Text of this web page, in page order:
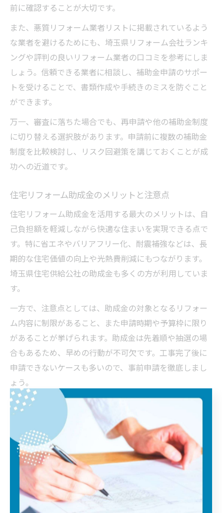
前に確認することが大切です。
また、悪質リフォーム業者リストに掲載されているよう
な業者を避けるためにも、埼玉県リフォーム会社ランキ
ングや評判の良いリフォーム業者の口コミを参考にしま
しょう。信頼できる業者に相談し、補助金申請のサポー
トを受けることで、書類作成や手続きのミスを防ぐこと
ができます。
万一、審査に落ちた場合でも、再申請や他の補助金制度
に切り替える選択肢があります。申請前に複数の補助金
制度を比較検討し、リスク回避策を講じておくことが成
功への近道です。
住宅リフォーム助成金のメリットと注意点
住宅リフォーム助成金を活用する最大のメリットは、自
己負担額を軽減しながら快適な住まいを実現できる点で
す。特に省エネやバリアフリー化、耐震補強などは、長
期的な住宅価値の向上や光熱費削減にもつながります。
埼玉県住宅供給公社の助成金も多くの方が利用していま
す。
一方で、注意点としては、助成金の対象となるリフォー
ム内容に制限があること、また申請時期や予算枠に限り
があることが挙げられます。助成金は先着順や抽選の場
合もあるため、早めの行動が不可欠です。工事完了後に
申請できないケースも多いので、事前申請を徹底しまし
ょう。
助成金を利用した経験者からは「自己資金が少なくて済
んだ」「専門家のアドバイスでスムーズに進んだ」とい
った声が多く聞かれます。反面、申請書類の記入ミスや
工事内容の不適合で受給できなかった例もあるため、詳
細な条件確認と専門家への相談が成功の秘訣です。
リフォーム費用を抑える補助金活用術
リフォーム費用を賢く抑えるためには、補助金や助成金